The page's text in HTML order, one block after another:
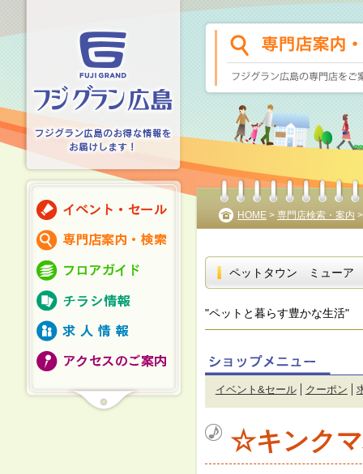
HOME > 専門店検索・案内
ペットタウン ミューア
"ペットと暮らす豊かな生活"
イベント&セール クーポン
☆キンク